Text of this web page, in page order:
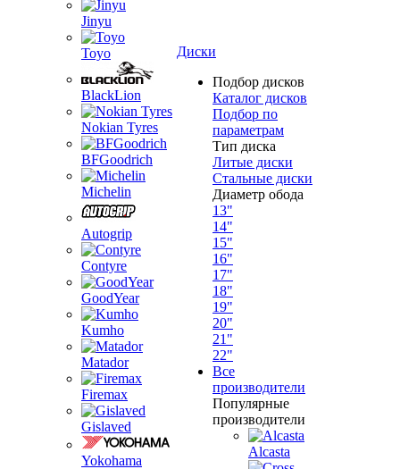
Jinyu
Toyo
BlackLion
Nokian Tyres
BFGoodrich
Michelin
Autogrip
Contyre
GoodYear
Kumho
Matador
Firemax
Gislaved
Yokohama
Диски
Подбор дисков
Каталог дисков
Подбор по
параметрам
Тип диска
Литые диски
Стальные диски
Диаметр обода
13"
14"
15"
16"
17"
18"
19"
20"
21"
22"
Все
производители
Популярные
производители
Alcasta